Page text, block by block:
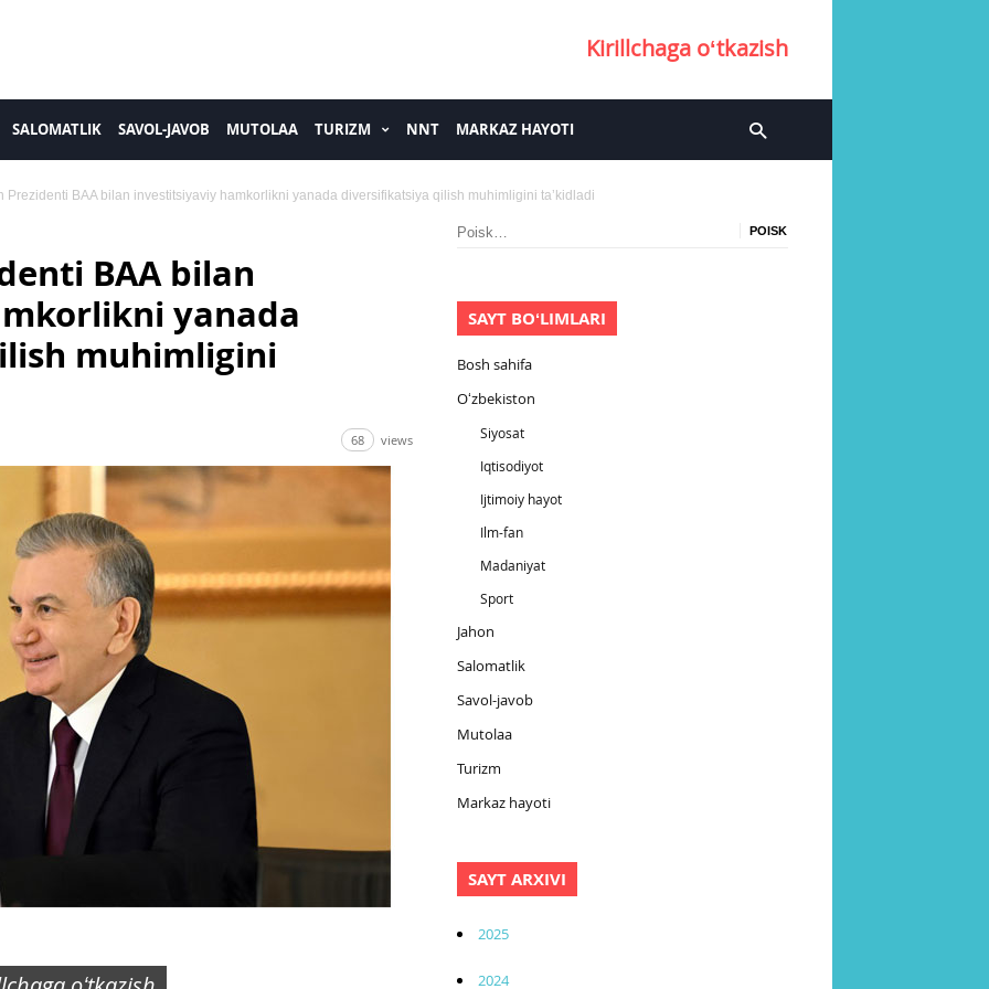
Kirillchaga oʻtkazish
SALOMATLIK SAVOL-JAVOB MUTOLAA TURIZM NNT MARKAZ HAYOTI
Prezidenti BAA bilan investitsiyaviy hamkorlikni yanada diversifikatsiya qilish muhimligini taʼkidladi
BAA bilan
yanada
muhimligini
68 views
Nayti:
SAYT BOʻLIMLARI
Bosh sahifa
Oʻzbekiston
Siyosat
Iqtisodiyot
Ijtimoiy hayot
Ilm-fan
Madaniyat
Sport
Jahon
Salomatlik
Savol-javob
Mutolaa
Turizm
Markaz hayoti
SAYT ARXIVI
2025
2024